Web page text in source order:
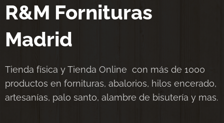
R&M Fornituras
Madrid
Tienda física y Tienda Online con más de 1000
productos en fornituras, abalorios, hilos encerado,
artesanías, palo santo, alambre de bisutería y mas.